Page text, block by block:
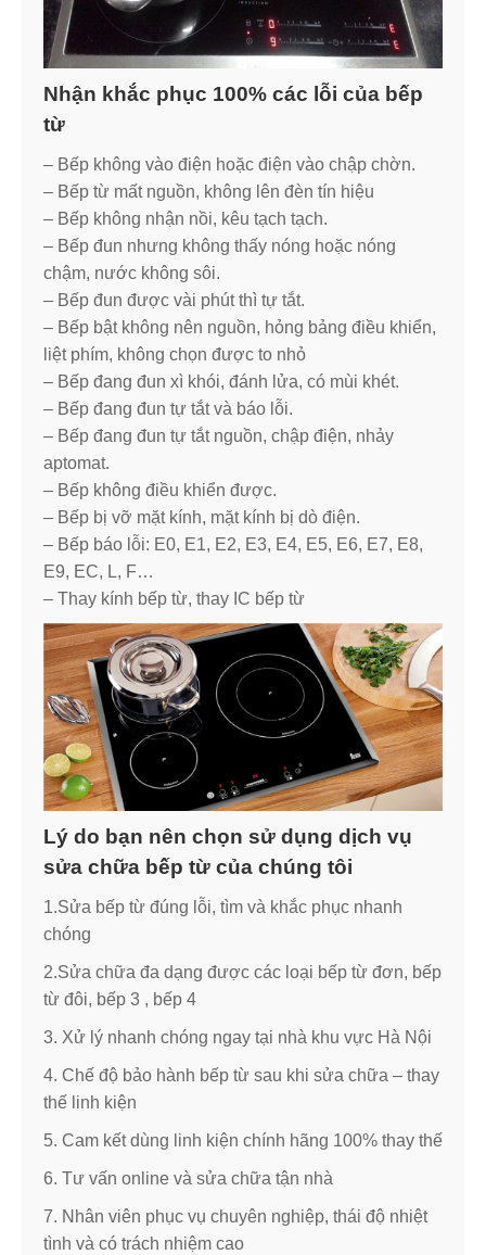
Nhận khắc phục 100% các lỗi của bếp
từ
– Bếp không vào điện hoặc điện vào chập chờn.
– Bếp từ mất nguồn, không lên đèn tín hiệu
– Bếp không nhận nồi, kêu tạch tạch.
– Bếp đun nhưng không thấy nóng hoặc nóng
chậm, nước không sôi.
– Bếp đun được vài phút thì tự tắt.
– Bếp bật không nên nguồn, hỏng bảng điều khiển,
liệt phím, không chọn được to nhỏ
– Bếp đang đun xì khói, đánh lửa, có mùi khét.
– Bếp đang đun tự tắt và báo lỗi.
– Bếp đang đun tự tắt nguồn, chập điện, nhảy
aptomat.
– Bếp không điều khiển được.
– Bếp bị vỡ mặt kính, mặt kính bị dò điện.
– Bếp báo lỗi: E0, E1, E2, E3, E4, E5, E6, E7, E8,
E9, EC, L, F…
– Thay kính bếp từ, thay IC bếp từ
Lý do bạn nên chọn sử dụng dịch vụ
sửa chữa bếp từ của chúng tôi
1.Sửa bếp từ đúng lỗi, tìm và khắc phục nhanh
chóng
2.Sửa chữa đa dạng được các loại bếp từ đơn, bếp
từ đôi, bếp 3 , bếp 4
3. Xử lý nhanh chóng ngay tại nhà khu vực Hà Nội
4. Chế độ bảo hành bếp từ sau khi sửa chữa – thay
thế linh kiện
5. Cam kết dùng linh kiện chính hãng 100% thay thế
6. Tư vấn online và sửa chữa tận nhà
7. Nhân viên phục vụ chuyên nghiệp, thái độ nhiệt
tình và có trách nhiệm cao